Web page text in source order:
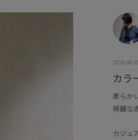
カラ
柔らか
綺麗な
カジュ